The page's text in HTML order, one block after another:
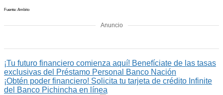
Fuente: Ambito
Anuncio
¡Tu futuro financiero comienza aquí! Benefíciate de las tasas
exclusivas del Préstamo Personal Banco Nación
¡Obtén poder financiero! Solicita tu tarjeta de crédito Infinite
del Banco Pichincha en línea